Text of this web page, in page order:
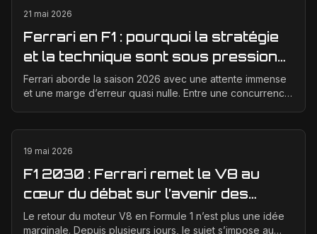
21 mai 2026
Ferrari en F1 : pourquoi la stratégie
et la technique sont sous pression
en 2026
Ferrari aborde la saison 2026 avec une attente immense
et une marge d’erreur quasi nulle. Entre une concurrence
19 mai 2026
F1 2030 : Ferrari remet le V8 au
cœur du débat sur l’avenir des
moteurs
Le retour du moteur V8 en Formule 1 n’est plus une idée
marginale. Depuis plusieurs jours, le sujet s’impose au